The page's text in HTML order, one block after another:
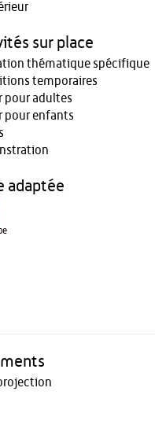
sur place
thématique spécifique
temporaires
pour adultes
pour enfants
adaptée